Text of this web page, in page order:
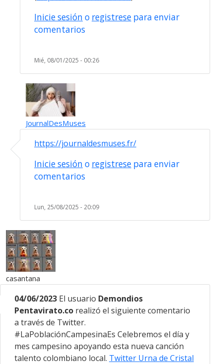
Inicie sesión o registrese para enviar
comentarios
Mié, 08/01/2025 - 00:26
JournalDesMuses
https://journaldesmuses.fr/
Inicie sesión o registrese para enviar
comentarios
Lun, 25/08/2025 - 20:09
casantana
04/06/2023 El usuario Demondios
Pentavirato.co realizó el siguiente comentario
a través de Twitter.
#LaPoblaciónCampesinaEs Celebremos el día y
mes campesino apoyando esta nueva canción
talento colombiano local. Twitter Urna de Cristal